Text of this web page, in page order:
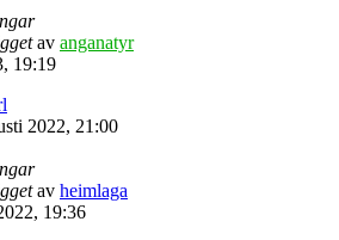
av anganatyr
19:19
2022, 21:00
av heimlaga
19:36